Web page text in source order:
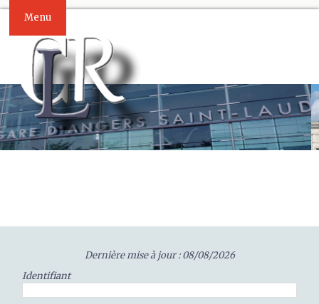
Menu
Dernière mise à jour : 08/08/2026
Identifiant